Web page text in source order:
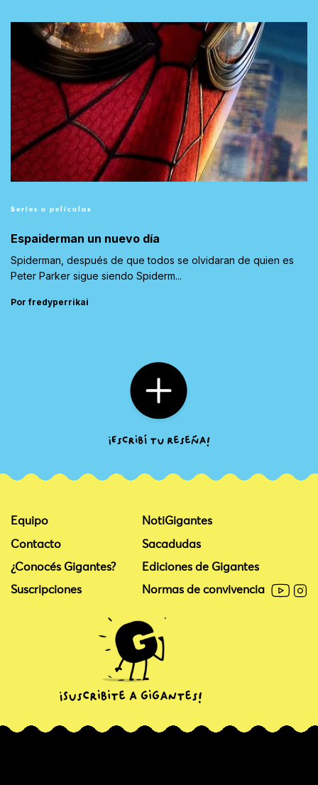
Series o películas
Espaiderman un nuevo día
Spiderman, después de que todos se olvidaran de quien es
Peter Parker sigue siendo Spiderm...
Por fredyperrikai
Equipo
Contacto
¿Conocés Gigantes?
Suscripciones
NotiGigantes
Sacadudas
Ediciones de Gigantes
Normas de convivencia